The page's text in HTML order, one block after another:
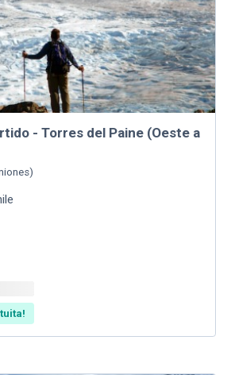
- Torres del Paine (Oeste a
)